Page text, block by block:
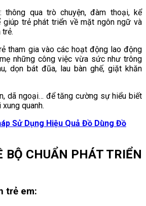
thông qua trò chuyện, đàm thoại, kể
giúp trẻ phát triển về mặt ngôn ngữ và
tham gia vào các hoạt động lao động
những công việc vừa sức như trông
dọn bát đũa, lau bàn ghế, giặt khăn
dã ngoại… để tăng cường sự hiểu biết
quanh.
Sử Dụng Hiệu Quả Đồ Dùng Đồ
BỘ CHUẨN PHÁT TRIỂN
trẻ em: